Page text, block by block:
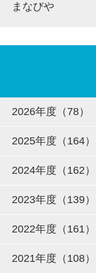
まなびや
2026年度（78）
2025年度（164）
2024年度（162）
2023年度（139）
2022年度（161）
2021年度（108）